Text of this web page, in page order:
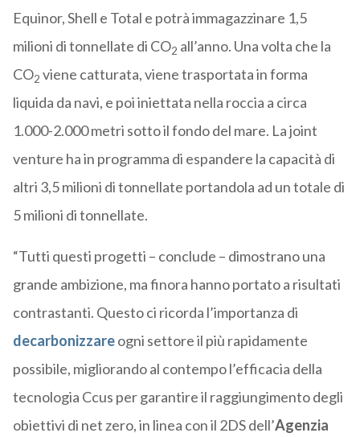
Equinor, Shell e Total e potrà immagazzinare 1,5
milioni di tonnellate di CO2 all’anno. Una volta che la
CO2 viene catturata, viene trasportata in forma
liquida da navi, e poi iniettata nella roccia a circa
1.000-2.000 metri sotto il fondo del mare. La joint
venture ha in programma di espandere la capacità di
altri 3,5 milioni di tonnellate portandola ad un totale di
5 milioni di tonnellate.
“Tutti questi progetti – conclude – dimostrano una
grande ambizione, ma finora hanno portato a risultati
contrastanti. Questo ci ricorda l’importanza di
decarbonizzareogni settore il più rapidamente
possibile, migliorando al contempo l’efficacia della
tecnologia Ccus per garantire il raggiungimento degli
obiettivi di net zero, in linea con il 2DS dell’Agenzia